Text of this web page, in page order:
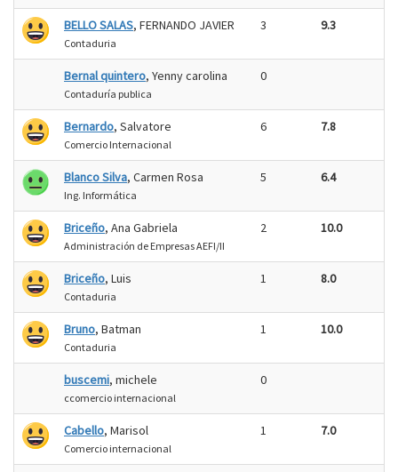
BELLO SALAS, FERNANDO JAVIER
Contaduria
3 9.3
Bernal quintero, Yenny carolina
Contaduría publica
0
Bernardo, Salvatore
Comercio Internacional
6 7.8
Blanco Silva, Carmen Rosa
Ing. Informática
5 6.4
Briceño, Ana Gabriela
Administración de Empresas AEFI/II
2 10.0
Briceño, Luis
Contaduria
1 8.0
Bruno, Batman
Contaduria
1 10.0
buscemi, michele
ccomercio internacional
0
Cabello, Marisol
Comercio internacional
1 7.0